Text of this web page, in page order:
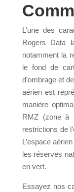
L’une des
Rogers Data
notamment la
le fond de
d’ombrage et
aérien est
manière
RMZ (zone à
restrictions de
L’espace
les réserves
en vert.
Essayez nos